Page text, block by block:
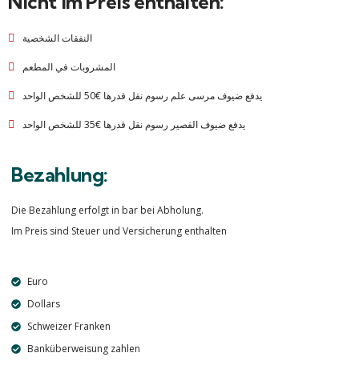
النفقات الشخصية
المشروبات في المطعم
يدفع ضيوف مرسى علم رسوم نقل قدرها €50 للشخص الواحد
يدفع ضيوف القصير رسوم نقل قدرها €35 للشخص الواحد
Bezahlung:
Die Bezahlung erfolgt in bar bei Abholung.
Im Preis sind Steuer und Versicherung enthalten
Euro
Dollars
Schweizer Franken
Banküberweisung zahlen